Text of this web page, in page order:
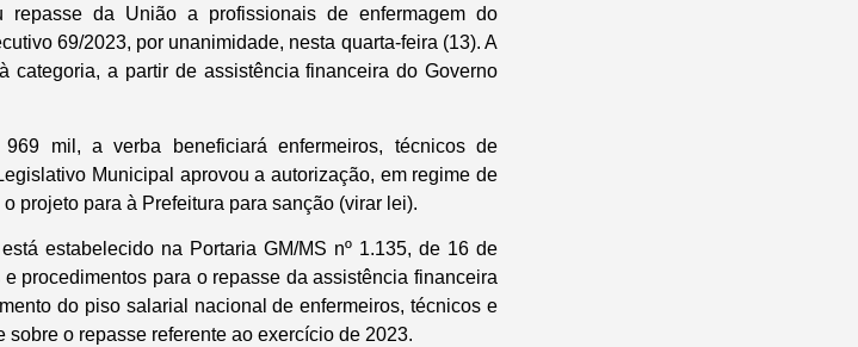
repasse da União a profissionais de enfermagem do
69/2023, por unanimidade, nesta quarta-feira (13). A
categoria, a partir de assistência financeira do Governo
mil, a verba beneficiará enfermeiros, técnicos de
Municipal aprovou a autorização, em regime de
projeto para à Prefeitura para sanção (virar lei).
estabelecido na Portaria GM/MS nº 1.135, de 16 de
procedimentos para o repasse da assistência financeira
do piso salarial nacional de enfermeiros, técnicos e
o repasse referente ao exercício de 2023.